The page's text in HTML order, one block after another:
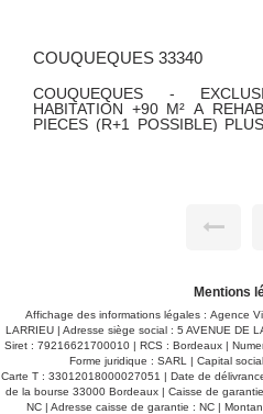
QUEYRAC 33340
Proche du centre, venez
de type longère, composée
de + 280 m², de dépendances
Mentions
Affichage des informations légales : Agence
LARRIEU | Adresse siège social : 5 AVENUE DE
Siret : 79216621700010 | RCS : Bordeaux |
Forme juridique : SARL | Capital
Carte T : 33012018000027051 | Date de
de la bourse 33000 Bordeaux | Caisse de
NC | Adresse caisse de garantie : NC |